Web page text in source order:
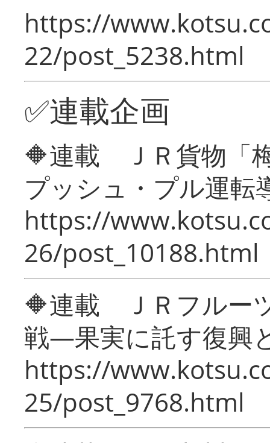
https://
22/post_5238.html
✅連載企画
🔶連載 ＪＲ貨物「
プッシュ・プル運転
https://
26/post_10188.html
🔶連載 ＪＲフルー
戦―果実に託す復興
https://
25/post_9768.html